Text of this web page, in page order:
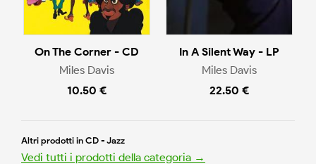
On The Corner - CD
Miles Davis
10.50 €
In A Silent Way - LP
Miles Davis
22.50 €
Altri prodotti in CD - Jazz
Vedi tutti i prodotti della categoria →